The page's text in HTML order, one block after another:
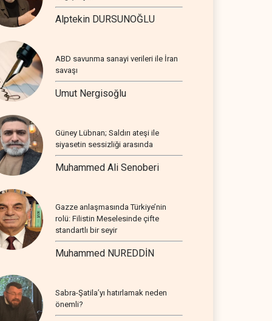
Alptekin DURSUNOĞLU
ABD savunma sanayi verileri ile İran
savaşı
Umut Nergisoğlu
Güney Lübnan; Saldırı ateşi ile
siyasetin sessizliği arasında
Muhammed Ali Senoberi
Gazze anlaşmasında Türkiye’nin
rolü: Filistin Meselesinde çifte
standartlı bir seyir
Muhammed NUREDDİN
Sabra-Şatila’yı hatırlamak neden
önemli?